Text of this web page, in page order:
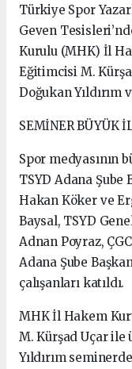
Türkiye Spor
Geven
Kurulu (MHK) İl
Eğitimcisi M.
Doğukan Yıldırım
SEMİNER BÜYÜK
Spor medyasının
TSYD Adana Şube
Hakan Köker ve
Baysal, TSYD
Adnan Poyraz,
Adana Şube
çalışanları katıldı.
MHK İl Hakem
M. Kürşad Uçar
Yıldırım